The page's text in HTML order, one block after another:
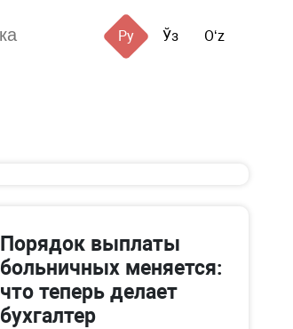
Ру Ўз Oʻz
Порядок выплаты
больничных меняется:
что теперь делает
бухгалтер